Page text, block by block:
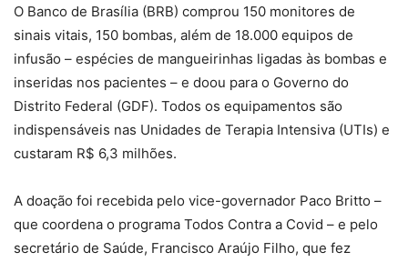
O Banco de Brasília (BRB) comprou 150 monitores de
sinais vitais, 150 bombas, além de 18.000 equipos de
infusão – espécies de mangueirinhas ligadas às bombas e
inseridas nos pacientes – e doou para o Governo do
Distrito Federal (GDF). Todos os equipamentos são
indispensáveis nas Unidades de Terapia Intensiva (UTIs) e
custaram R$ 6,3 milhões.
A doação foi recebida pelo vice-governador Paco Britto –
que coordena o programa Todos Contra a Covid – e pelo
secretário de Saúde, Francisco Araújo Filho, que fez